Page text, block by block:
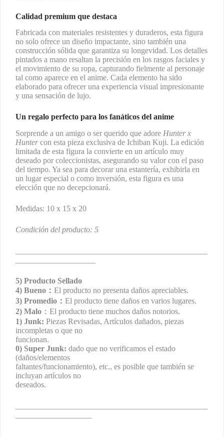
Calidad premium que destaca
Fabricada con materiales resistentes y duraderos, esta figura
no solo ofrece un diseño impactante, sino también una
construcción sólida que garantiza su longevidad. Los detalles
pintados a mano resaltan la precisión en los rasgos faciales y
el movimiento de su ropa, capturando fielmente al personaje
tal como aparece en el anime. Cada elemento ha sido
elaborado para ofrecer una experiencia visual impresionante
y una sensación de lujo.
Un regalo perfecto para los fanáticos del anime
Sorprende a un amigo o ser querido que adore Hunter x
Huntercon esta pieza exclusiva de Ichiban Kuji. La edición
limitada de esta figura la convierte en un artículo muy
deseado por coleccionistas, asegurando su valor con el paso
del tiempo. Ya sea para decorar una estantería, exhibirla en
un lugar especial o como inversión, esta figura es una
elección que no decepcionará.
Medidas: 10 x 15 x 20
Condición del producto: 5
5) Producto Sellado
4) Bueno： El producto no presenta daños apreciables.
3) Promedio： El producto tiene daños en varios lugares.
2) Malo ：El producto tiene muchos daños notorios.
1) Junk: Piezas Revisadas, Artículos dañados, piezas
incompletas o que no
funcionan.
0) Super Junk: dado que no verificamos el estado
(daños/elementos
faltantes/funcionamiento), etc., es posible que también se
incluyan artículos no
deseados.